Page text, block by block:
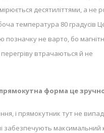
десятиліттями, а не
температура 80 градусів
не варто, бо
перегріву втрачаються й не
форма це
і прямокутник тут не
забезпечують максимальний